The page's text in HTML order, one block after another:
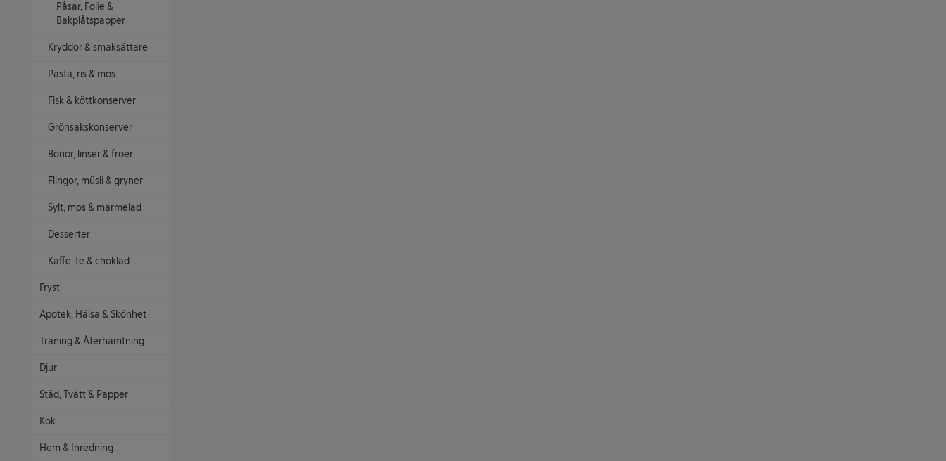
Påsar, Folie &
Bakplåtspapper
Kryddor & smaksättare
Pasta, ris & mos
Fisk & köttkonserver
Grönsakskonserver
Bönor, linser & fröer
Flingor, müsli & gryner
Sylt, mos & marmelad
Desserter
Kaffe, te & choklad
Fryst
Apotek, Hälsa & Skönhet
Träning & Återhämtning
Djur
Städ, Tvätt & Papper
Kök
Hem & Inredning